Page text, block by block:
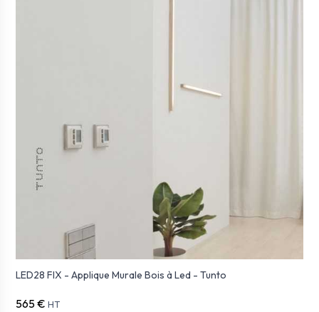
LED28 FIX - Applique Murale Bois à Led - Tunto
565 € HT